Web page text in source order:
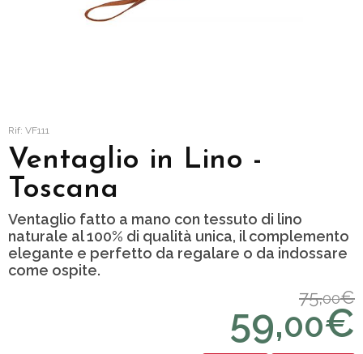
Rif: VF111
Ventaglio in Lino -
Toscana
Ventaglio fatto a mano con tessuto di lino
naturale al 100% di qualità unica, il complemento
elegante e perfetto da regalare o da indossare
come ospite.
75,00€
59,00€